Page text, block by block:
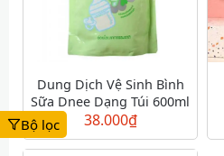
Dung Dịch Vệ Sinh Bình
Sữa Dnee Dạng Túi 600ml
38.000₫
Bộ lọc